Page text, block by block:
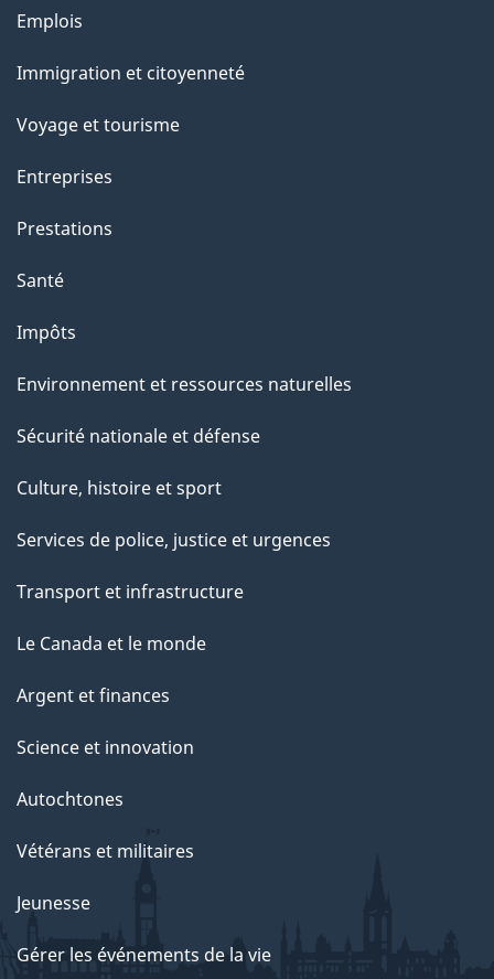
l
a
a
g
"
Thèmes
sujets
Emplois
Immigration et citoyenneté
Voyage et tourisme
Entreprises
Prestations
Santé
Impôts
Environnement et ressources naturelles
Sécurité nationale et défense
Culture, histoire et sport
Services de police, justice et urgences
Transport et infrastructure
Le Canada et le monde
Argent et finances
Science et innovation
Autochtones
Vétérans et militaires
Jeunesse
Gérer les événements de la vie